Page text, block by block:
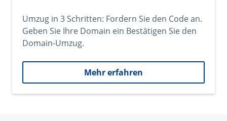
Umzug in 3 Schritten: Fordern Sie den Code an.
Geben Sie Ihre Domain ein Bestätigen Sie den
Domain-Umzug.
Mehr erfahren